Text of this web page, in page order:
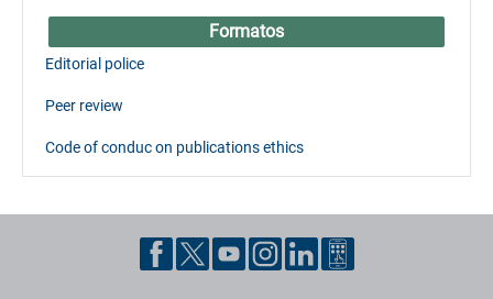
Formatos
Editorial police
Peer review
Code of conduc on publications ethics